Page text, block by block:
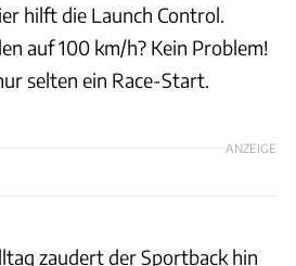
hilft die Launch Control.
auf 100 km/h? Kein Problem!
selten ein Race-Start.
ANZEIGE
zaudert der Sportback hin